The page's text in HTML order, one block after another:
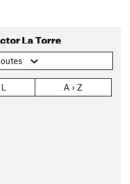
La Torre
A › Z